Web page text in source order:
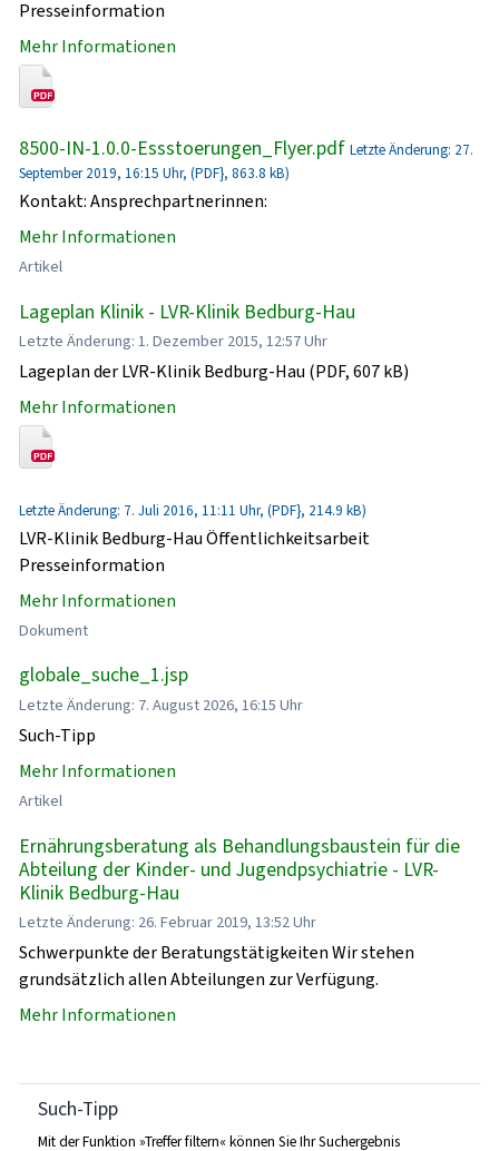
Presseinformation
Mehr Informationen
8500-IN-1.0.0-Essstoerungen_Flyer.pdf Letzte Änderung: 27.
September 2019, 16:15 Uhr, (PDF}, 863.8 kB)
Kontakt: Ansprechpartnerinnen:
Mehr Informationen
Artikel
Lageplan Klinik - LVR-Klinik Bedburg-Hau
Letzte Änderung: 1. Dezember 2015, 12:57 Uhr
Lageplan der LVR-Klinik Bedburg-Hau (PDF, 607 kB)
Mehr Informationen
Letzte Änderung: 7. Juli 2016, 11:11 Uhr, (PDF}, 214.9 kB)
LVR-Klinik Bedburg-Hau Öffentlichkeitsarbeit
Presseinformation
Mehr Informationen
Dokument
globale_suche_1.jsp
Letzte Änderung: 7. August 2026, 16:15 Uhr
Such-Tipp
Mehr Informationen
Artikel
Ernährungsberatung als Behandlungsbaustein für die
Abteilung der Kinder- und Jugendpsychiatrie - LVR-
Klinik Bedburg-Hau
Letzte Änderung: 26. Februar 2019, 13:52 Uhr
Schwerpunkte der Beratungstätigkeiten Wir stehen
grundsätzlich allen Abteilungen zur Verfügung.
Mehr Informationen
Such-Tipp
Mit der Funktion »Treffer filtern« können Sie Ihr Suchergebnis